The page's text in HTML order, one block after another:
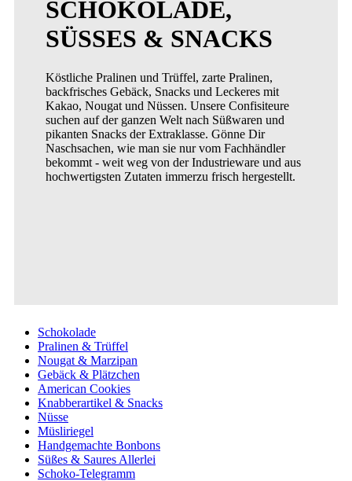
SCHOKOLADE,
SÜSSES & SNACKS
Köstliche Pralinen und Trüffel, zarte Pralinen,
backfrisches Gebäck, Snacks und Leckeres mit
Kakao, Nougat und Nüssen. Unsere Confisiteure
suchen auf der ganzen Welt nach Süßwaren und
pikanten Snacks der Extraklasse. Gönne Dir
Naschsachen, wie man sie nur vom Fachhändler
bekommt - weit weg von der Industrieware und aus
hochwertigsten Zutaten immerzu frisch hergestellt.
Schokolade
Pralinen & Trüffel
Nougat & Marzipan
Gebäck & Plätzchen
American Cookies
Knabberartikel & Snacks
Nüsse
Müsliriegel
Handgemachte Bonbons
Süßes & Saures Allerlei
Schoko-Telegramm